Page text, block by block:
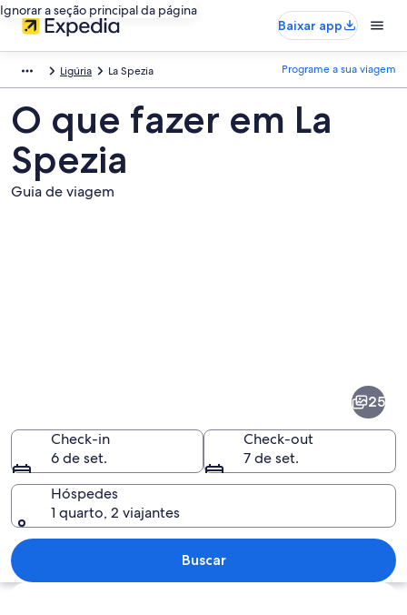
Ignorar a seção principal da página
Baixar app
Ligúria La Spezia Programe a sua viagem
O que fazer em La
Spezia
Guia de viagem
Paisagem urbana à beira-mar à
25
Check-in
6 de set.
Check-out
7 de set.
Hóspedes
1 quarto, 2 viajantes
Buscar
Explorar mapa